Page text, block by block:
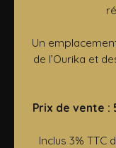
Un
de l’Ourika et
Prix de vente :
Inclus 3% TTC